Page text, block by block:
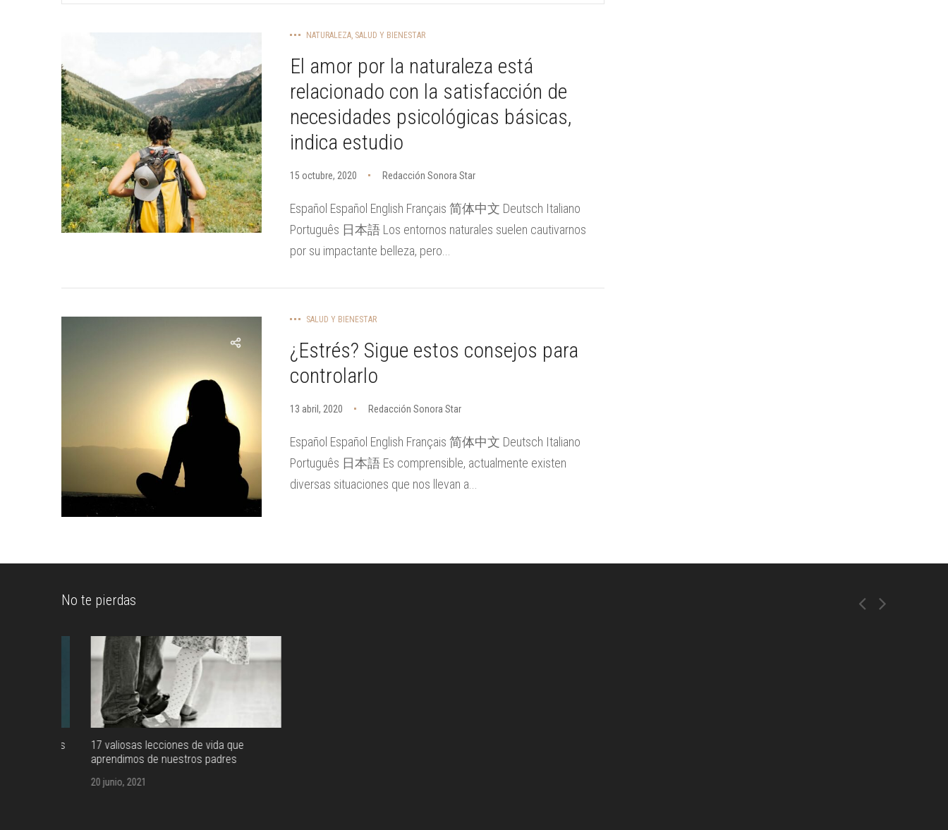
NATURALEZA SALUD Y BIENESTAR
El amor por la naturaleza está
relacionado con la satisfacción de
necesidades psicológicas básicas,
indica estudio
15 octubre, 2020 Redacción Sonora Star
Español Español English Français 简体中文 Deutsch Italiano
Português 日本語 Los entornos naturales suelen cautivarnos
por su impactante belleza, pero...
SALUD Y BIENESTAR
¿Estrés? Sigue estos consejos para
controlarlo
13 abril, 2020 Redacción Sonora Star
Español Español English Français 简体中文 Deutsch Italiano
Português 日本語 Es comprensible, actualmente existen
diversas situaciones que nos llevan a...
No te pierdas
17 valiosas lecciones de vida que
aprendimos de nuestros padres
20 junio, 2021